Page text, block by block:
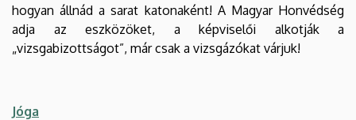
hogyan állnád a sarat katonaként! A Magyar Honvédség
adja az eszközöket, a képviselői alkotják a
„vizsgabizottságot”, már csak a vizsgázókat várjuk!
Jóga